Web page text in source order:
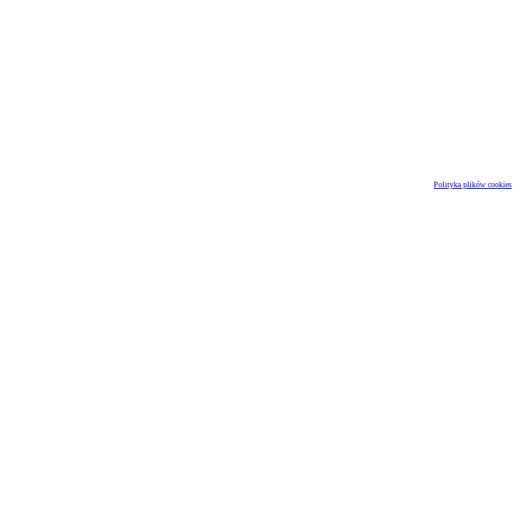
Polityka plików cookies